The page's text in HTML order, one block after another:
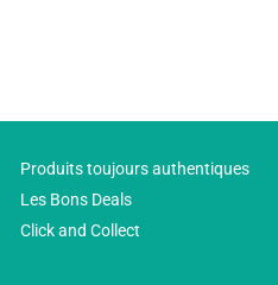
Produits toujours authentiques
Les Bons Deals
Click and Collect